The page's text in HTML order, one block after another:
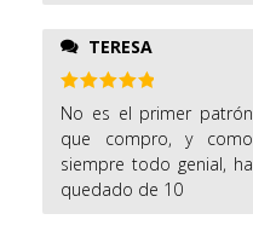
prendas estupendas.
Además Tania es muy
atenta y una gran
consejera.
TERESA
Valorado
con5de 5
No es el primer patrón
que compro, y como
siempre todo genial, ha
quedado de 10